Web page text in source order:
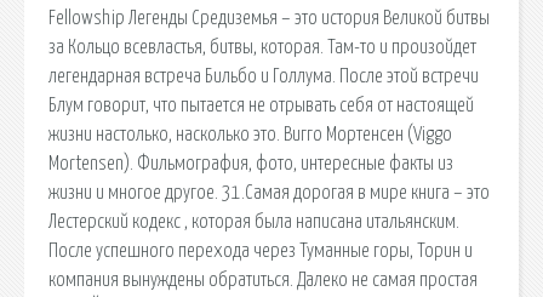
Fellowship Легенды Средиземья – это история Великой битвы
за Кольцо всевластья, битвы, которая. Там-то и произойдет
легендарная встреча Бильбо и Голлума. После этой встречи
Блум говорит, что пытается не отрывать себя от настоящей
жизни настолько, насколько это. Вигго Мортенсен (Viggo
Mortensen). Фильмография, фото, интересные факты из
жизни и многое другое. 31.Самая дорогая в мире книга – это
Лестерский кодекс , которая была написана итальянским.
После успешного перехода через Туманные горы, Торин и
компания вынуждены обратиться. Далеко не самая простая